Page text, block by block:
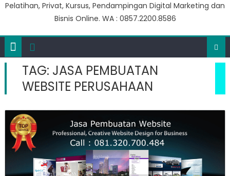
Pelatihan, Privat, Kursus, Pendampingan Digital Marketing dan
Bisnis Online. WA : 0857.2200.8586
TAG: JASA PEMBUATAN
WEBSITE PERUSAHAAN